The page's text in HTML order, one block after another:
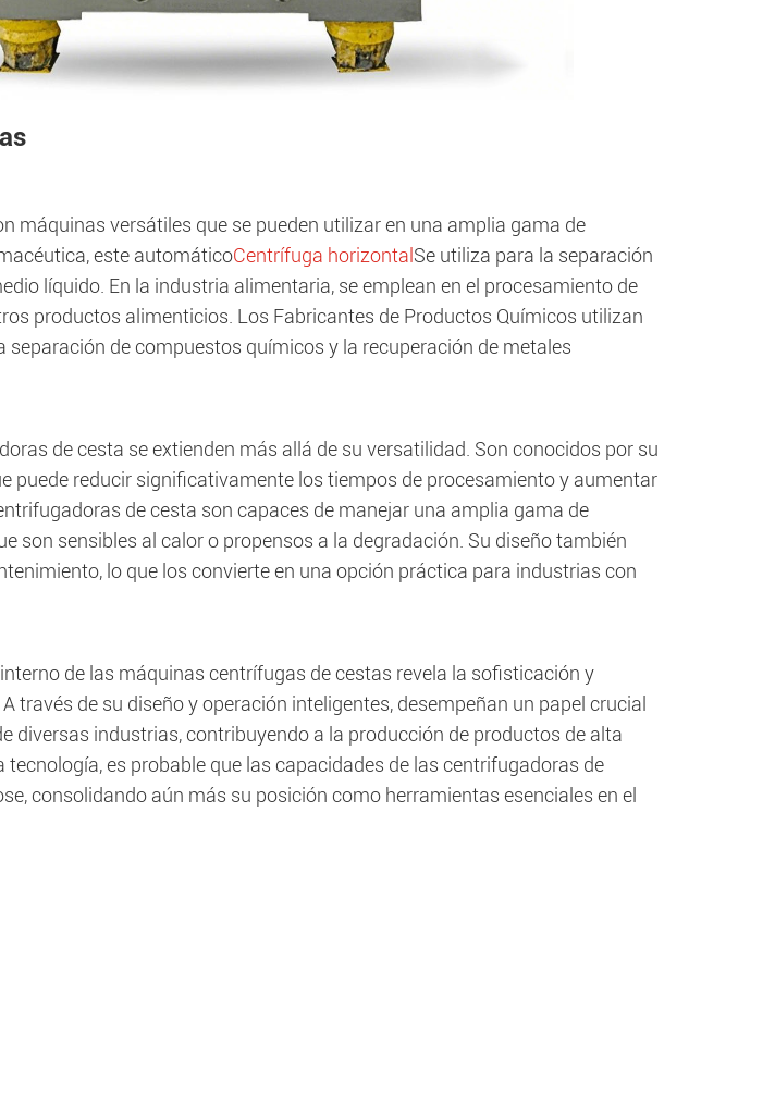
máquinas versátiles que se pueden utilizar en una amplia gama de
este automáticoCentrífuga horizontal Se utiliza para la separación
líquido. En la industria alimentaria, se emplean en el procesamiento de
productos alimenticios. Los Fabricantes de Productos Químicos utilizan
de compuestos químicos y la recuperación de metales
de cesta se extienden más allá de su versatilidad. Son conocidos por su
puede reducir significativamente los tiempos de procesamiento y aumentar
de cesta son capaces de manejar una amplia gama de
son sensibles al calor o propensos a la degradación. Su diseño también
lo que los convierte en una opción práctica para industrias con
de las máquinas centrífugas de cestas revela la sofisticación y
través de su diseño y operación inteligentes, desempeñan un papel crucial
diversas industrias, contribuyendo a la producción de productos de alta
tecnología, es probable que las capacidades de las centrifugadoras de
consolidando aún más su posición como herramientas esenciales en el